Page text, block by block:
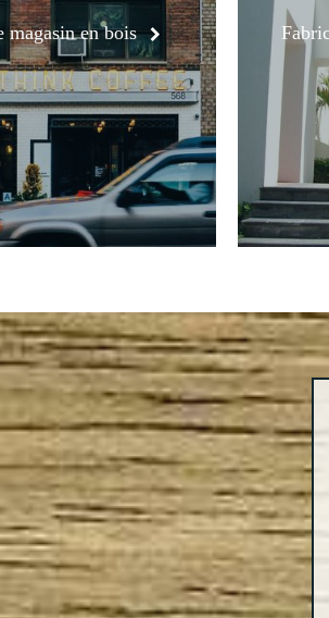
magasin en bois